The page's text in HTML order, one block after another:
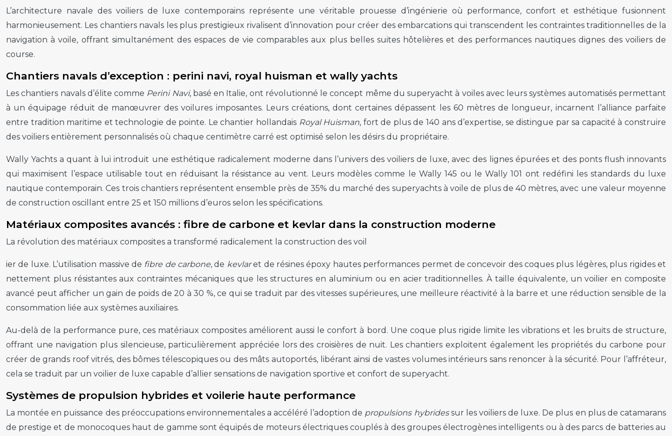
L’architecture navale des voiliers de luxe contemporains représente une véritable prouesse d’ingénierie où performance, confort et esthétique fusionnent
harmonieusement. Les chantiers navals les plus prestigieux rivalisent d’innovation pour créer des embarcations qui transcendent les contraintes traditionnelles de la
navigation à voile, offrant simultanément des espaces de vie comparables aux plus belles suites hôtelières et des performances nautiques dignes des voiliers de
course.
Chantiers navals d’exception : perini navi, royal huisman et wally yachts
Les chantiers navals d’élite comme Perini Navi, basé en Italie, ont révolutionné le concept même du superyacht à voiles avec leurs systèmes automatisés permettant
à un équipage réduit de manœuvrer des voilures imposantes. Leurs créations, dont certaines dépassent les 60 mètres de longueur, incarnent l’alliance parfaite
entre tradition maritime et technologie de pointe. Le chantier hollandais Royal Huisman, fort de plus de 140 ans d’expertise, se distingue par sa capacité à construire
des voiliers entièrement personnalisés où chaque centimètre carré est optimisé selon les désirs du propriétaire.
Wally Yachts a quant à lui introduit une esthétique radicalement moderne dans l’univers des voiliers de luxe, avec des lignes épurées et des ponts flush innovants
qui maximisent l’espace utilisable tout en réduisant la résistance au vent. Leurs modèles comme le Wally 145 ou le Wally 101 ont redéfini les standards du luxe
nautique contemporain. Ces trois chantiers représentent ensemble près de 35% du marché des superyachts à voile de plus de 40 mètres, avec une valeur moyenne
de construction oscillant entre 25 et 150 millions d’euros selon les spécifications.
Matériaux composites avancés : fibre de carbone et kevlar dans la construction moderne
La révolution des matériaux composites a transformé radicalement la construction des voil
ier de luxe. L’utilisation massive de fibre de carbone, de kevlaret de résines époxy hautes performances permet de concevoir des coques plus légères, plus rigides et
nettement plus résistantes aux contraintes mécaniques que les structures en aluminium ou en acier traditionnelles. À taille équivalente, un voilier en composite
avancé peut afficher un gain de poids de 20 à 30 %, ce qui se traduit par des vitesses supérieures, une meilleure réactivité à la barre et une réduction sensible de la
consommation liée aux systèmes auxiliaires.
Au-delà de la performance pure, ces matériaux composites améliorent aussi le confort à bord. Une coque plus rigide limite les vibrations et les bruits de structure,
offrant une navigation plus silencieuse, particulièrement appréciée lors des croisières de nuit. Les chantiers exploitent également les propriétés du carbone pour
créer de grands roof vitrés, des bômes télescopiques ou des mâts autoportés, libérant ainsi de vastes volumes intérieurs sans renoncer à la sécurité. Pour l’affréteur,
cela se traduit par un voilier de luxe capable d’allier sensations de navigation sportive et confort de superyacht.
Systèmes de propulsion hybrides et voilerie haute performance
La montée en puissance des préoccupations environnementales a accéléré l’adoption de propulsions hybridessur les voiliers de luxe. De plus en plus de catamarans
de prestige et de monocoques haut de gamme sont équipés de moteurs électriques couplés à des groupes électrogènes intelligents ou à des parcs de batteries au